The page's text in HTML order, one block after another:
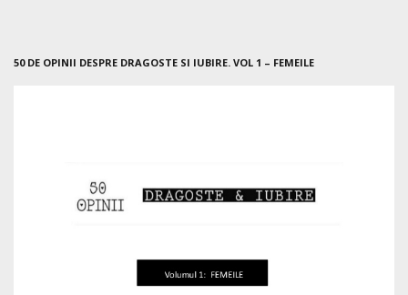
50 DE OPINII DESPRE DRAGOSTE SI IUBIRE. VOL 1 – FEMEILE